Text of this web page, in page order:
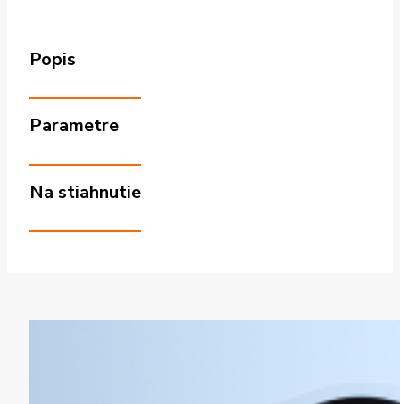
Popis
Parametre
Na stiahnutie